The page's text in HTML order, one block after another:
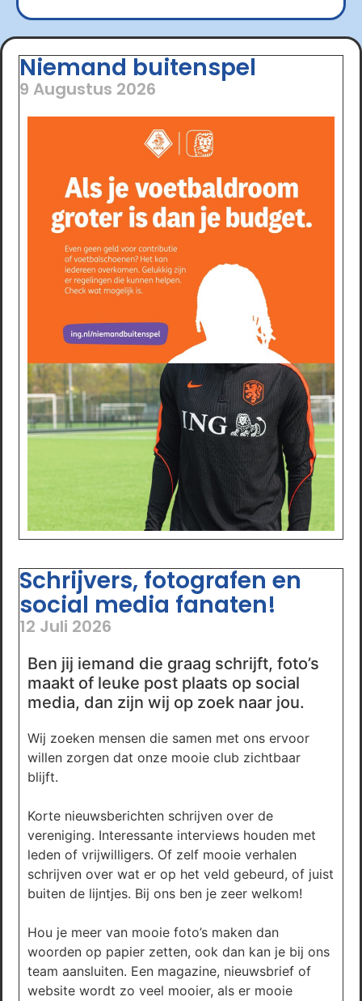
Niemand buitenspel
9 Augustus 2026
Schrijvers, fotografen en
social media fanaten!
12 Juli 2026
Ben jij iemand die graag schrijft, foto’s
maakt of leuke post plaats op social
media, dan zijn wij op zoek naar jou.
Wij zoeken mensen die samen met ons ervoor
willen zorgen dat onze mooie club zichtbaar
blijft.
Korte nieuwsberichten schrijven over de
vereniging. Interessante interviews houden met
leden of vrijwilligers. Of zelf mooie verhalen
schrijven over wat er op het veld gebeurd, of juist
buiten de lijntjes. Bij ons ben je zeer welkom!
Hou je meer van mooie foto’s maken dan
woorden op papier zetten, ook dan kan je bij ons
team aansluiten. Een magazine, nieuwsbrief of
website wordt zo veel mooier, als er mooie